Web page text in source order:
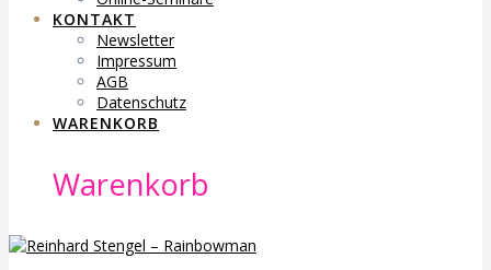
KONTAKT
Newsletter
Impressum
AGB
Datenschutz
WARENKORB
Warenkorb